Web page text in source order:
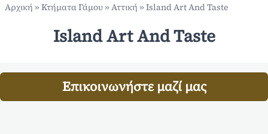
Αρχική »Κτήματα Γάμου»Αττική »Island Art And Taste
Island Art And Taste
Επικοινωνήστε μαζί μας